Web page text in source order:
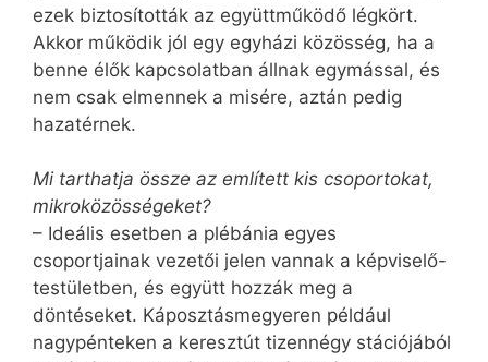
ezek biztosították az együttműködő légkört.
Akkor működik jól egy egyházi közösség, ha a
benne élők kapcsolatban állnak egymással, és
nem csak elmennek a misére, aztán pedig
hazatérnek.
Mi tarthatja össze az említett kis csoportokat,
mikroközösségeket?
– Ideális esetben a plébánia egyes
csoportjainak vezetői jelen vannak a képviselő-
testületben, és együtt hozzák meg a
döntéseket. Káposztásmegyeren például
nagypénteken a keresztút tizennégy stációjából